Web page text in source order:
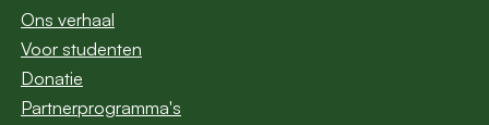
Ons verhaal
Voor studenten
Donatie
Partnerprogramma's